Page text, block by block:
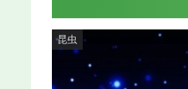
昆虫